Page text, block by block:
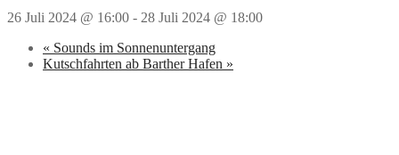
26 Juli 2024 @ 16:00 - 28 Juli 2024 @ 18:00
« Sounds im Sonnenuntergang
Kutschfahrten ab Barther Hafen »